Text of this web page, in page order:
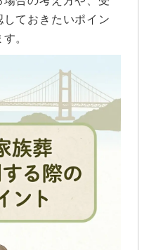
ておきたいポイン
。